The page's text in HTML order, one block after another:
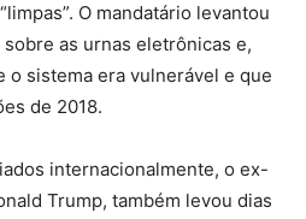
O mandatário levantou
as urnas eletrônicas e,
o sistema era vulnerável e que
de 2018.
internacionalmente, o ex-
Trump, também levou dias